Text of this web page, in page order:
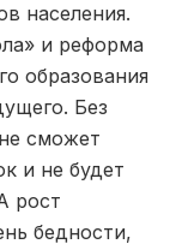
населения.
и реформа
образования
Без
сможет
и не будет
рост
бедности,